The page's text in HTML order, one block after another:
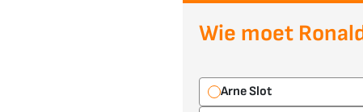
Wie moet
Arne Slot